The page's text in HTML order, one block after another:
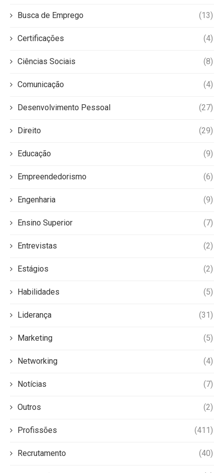
Busca de Emprego (13)
Certificações (4)
Ciências Sociais (8)
Comunicação (4)
Desenvolvimento Pessoal (27)
Direito (29)
Educação (9)
Empreendedorismo (6)
Engenharia (9)
Ensino Superior (7)
Entrevistas (2)
Estágios (2)
Habilidades (5)
Liderança (31)
Marketing (5)
Networking (4)
Notícias (7)
Outros (2)
Profissões (411)
Recrutamento (40)